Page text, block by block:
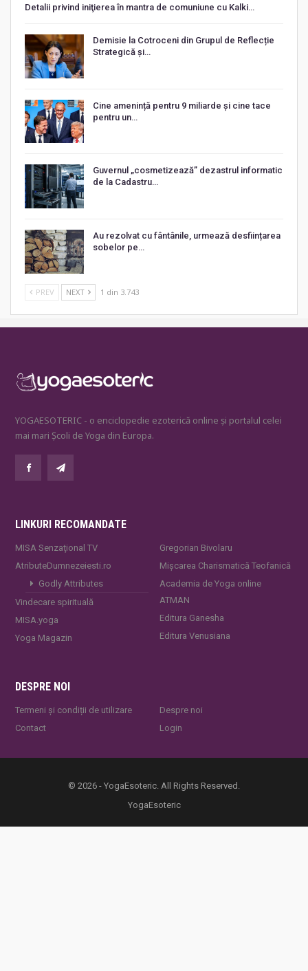
Detalii privind iniţierea în mantra de comuniune cu Kalki…
Demisie la Cotroceni din Grupul de Reflecție
Strategică și…
Cine amenință pentru 9 miliarde și cine tace
pentru un…
Guvernul „cosmetizează” dezastrul informatic
de la Cadastru…
Au rezolvat cu fântânile, urmează desființarea
sobelor pe…
PREV NEXT 1 din 3.743
YOGAESOTERIC - o enciclopedie ezoterică online și portalul celei
mai mari Școli de Yoga din Europa.
LINKURI RECOMANDATE
MISA Senzaţional TV
AtributeDumnezeiesti.ro
Godly Attributes
Vindecare spirituală
MISA.yoga
Yoga Magazin
Gregorian Bivolaru
Mișcarea Charismatică Teofanică
Academia de Yoga online
ATMAN
Editura Ganesha
Editura Venusiana
DESPRE NOI
Termeni și condiții de utilizare
Contact
Despre noi
Login
© 2026 - YogaEsoteric. All Rights Reserved.
YogaEsoteric